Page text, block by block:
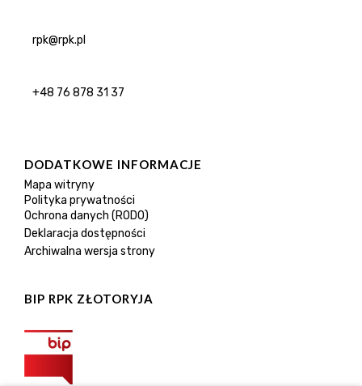
rpk@rpk.pl
+48 76 878 31 37
DODATKOWE INFORMACJE
Mapa witryny
Polityka prywatności
Ochrona danych (RODO)
Deklaracja dostępności
Archiwalna wersja strony
BIP RPK ZŁOTORYJA